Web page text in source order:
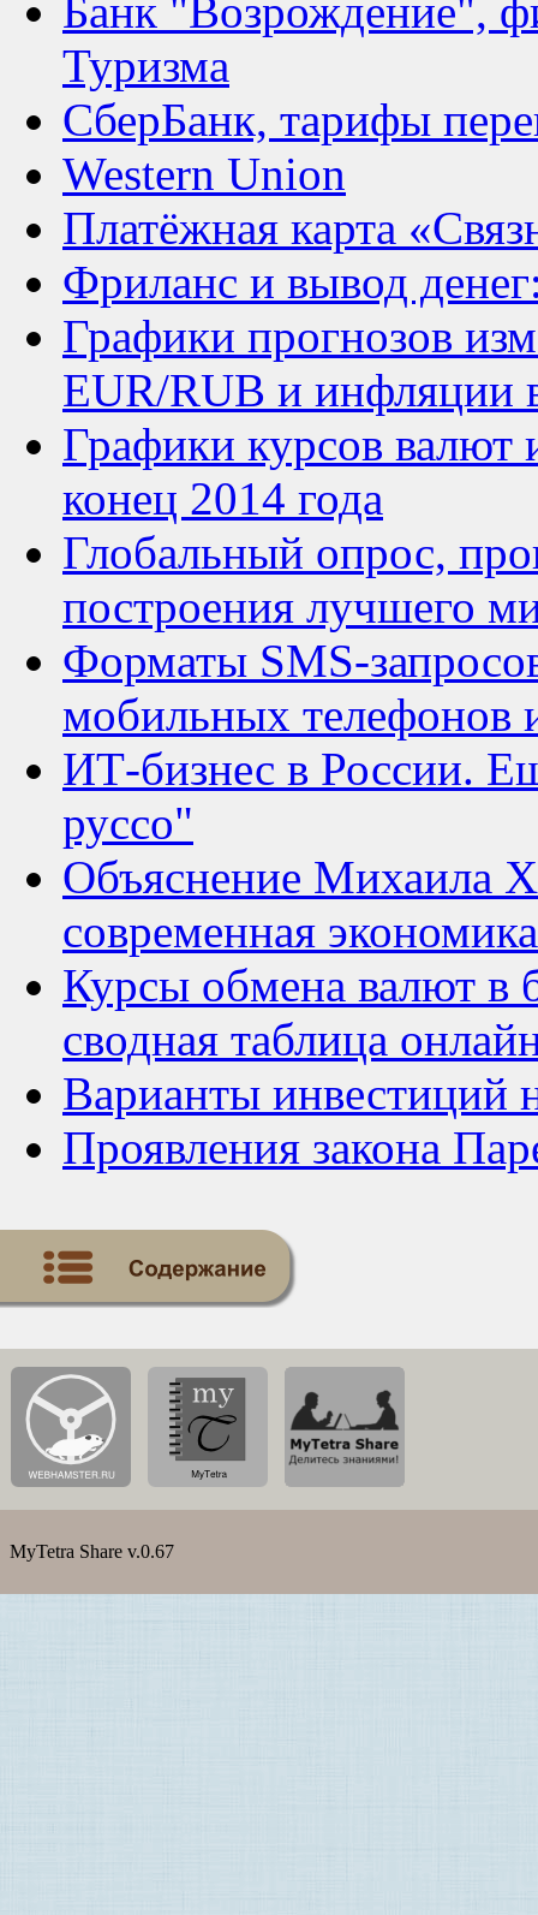
Банк "Возрождение",
Туризма
СберБанк, тарифы
Western Union
Платёжная карта
Фриланс и вывод
Графики прогнозов
EUR/RUB и инфляции
Графики курсов валют
конец 2014 года
Глобальный опрос,
построения лучшего
Форматы SMS-
мобильных телефонов
ИТ-бизнес в России.
руссо"
Объяснение Михаила
современная экономика
Курсы обмена валют в
сводная таблица
Варианты инвестиций
Проявления закона
MyTetra Share v.0.67